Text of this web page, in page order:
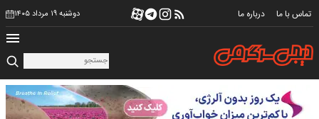
تماس با ما درباره ما دوشنبه ۱۹ مرداد ۱۴۰۵